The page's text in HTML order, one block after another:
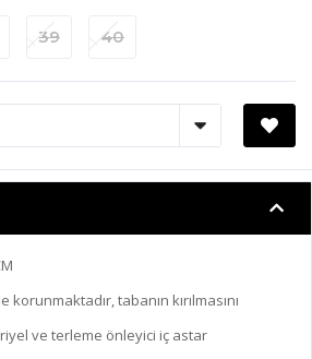
39 40
tabanın kırılmasını
ve terleme önleyici iç astar